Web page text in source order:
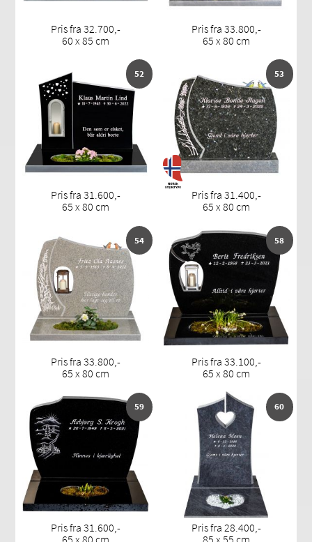
Pris fra 32.700,-
60 x 85 cm
Pris fra 33.800,-
65 x 80 cm
52
Pris fra 31.600,-
65 x 80 cm
53
Pris fra 31.400,-
65 x 80 cm
54
Pris fra 33.800,-
65 x 80 cm
58
Pris fra 33.100,-
65 x 80 cm
59
Pris fra 31.600,-
60
Pris fra 28.400,-